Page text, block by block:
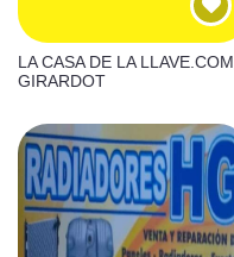
LA CASA DE LA LLAVE.COM
GIRARDOT